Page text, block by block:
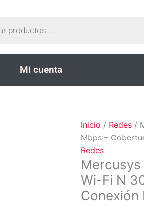
Mi cuenta
Inicio / Redes /
Mbps –
Redes
Wi-Fi N
Conexión
-
Cobertura
Extendida
y
Conexión
Estable
cantidad